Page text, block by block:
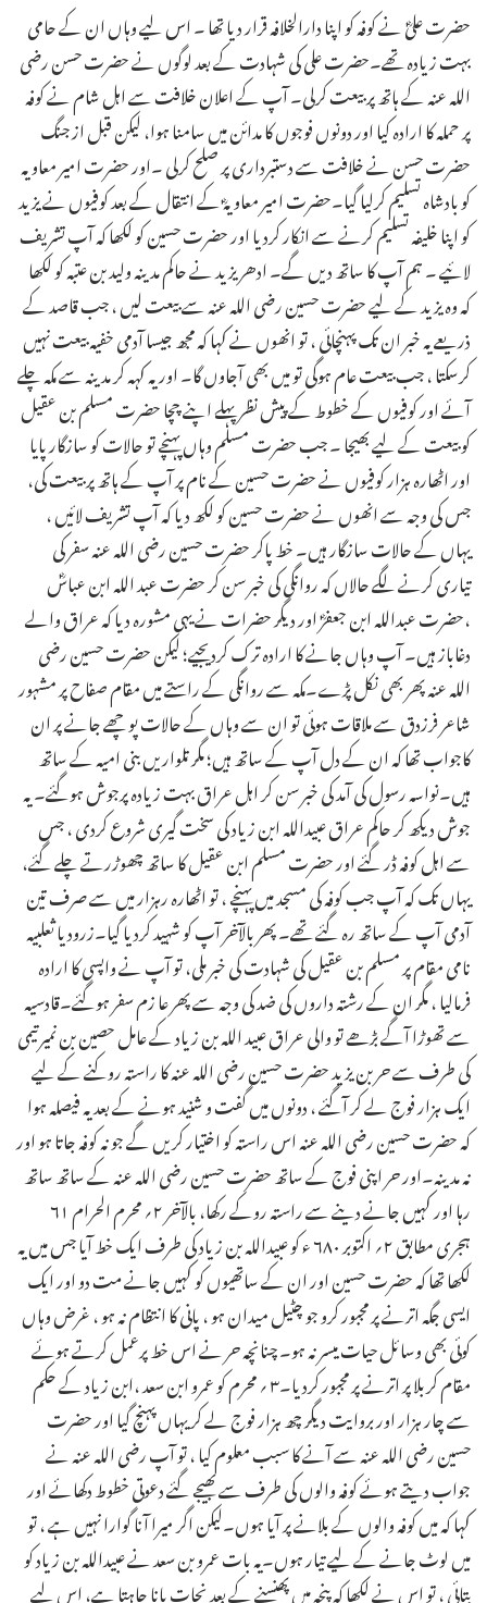
حضرت علیؓ نے کوفہ کو اپنا دارالخلافہ قرار دیا تھا ۔ اس لیے وہاں ان کے حامی
بہت زیادہ تھے۔حضرت علی کی شہادت کے بعد لوگوں نے حضرت حسن رضی
اللہ عنہ کے ہاتھ پر بیعت کرلی۔ آپ کے اعلان خلافت سے اہل شام نے کوفہ
پر حملہ کا ارادہ کیا اور دونوں فوجوں کا مدائن میں سامنا ہوا، لیکن قبل از جنگ
حضرت حسن نے خلافت سے دستبرداری پر صلح کرلی ۔اور حضرت امیر معاویہ
کو بادشاہ تسلیم کرلیا گیا۔حضرت امیر معاویہؓ کے انتقال کے بعد کوفیوں نے یزید
کو اپنا خلیفہ تسلیم کرنے سے انکار کردیا اور حضرت حسین کو لکھا کہ آپ تشریف
لائیے ۔ ہم آپ کا ساتھ دیں گے۔ ادھر یزید نے حاکم مدینہ ولید بن عتبہ کو لکھا
کہ وہ یزید کے لیے حضرت حسین رضی اللہ عنہ سے بیعت لیں ، جب قاصد کے
ذریعے یہ خبر ان تک پہنچائی ، تو انھوں نے کہا کہ مجھ جیسا آدمی خفیہ بیعت نہیں
کرسکتا ، جب بیعت عام ہوگی تو میں بھی آجاوں گا۔ اور یہ کہہ کر مدینہ سے مکہ چلے
آئے اور کوفیوں کے خطوط کے پیش نظر پہلے اپنے چچا حضرت مسلم بن عقیل
کو بیعت کے لیے بھیجا ۔ جب حضرت مسلم وہاں پہنچے تو حالات کو سازگار پایا
اور اٹھارہ ہزار کوفیوں نے حضرت حسین کے نام پر آپ کے ہاتھ پر بیعت کی،
جس کی وجہ سے انھوں نے حضرت حسین کو لکھ دیا کہ آپ تشریف لائیں ،
یہاں کے حالات سازگار ہیں۔ خط پاکر حضرت حسین رضی اللہ عنہ سفر کی
تیاری کرنے لگے حالاں کہ روانگی کی خبر سن کر حضرت عبد اللہ ابن عباسؓ
،حضرت عبداللہ ابن جعفرؓ اور دیگر حضرات نے یہی مشورہ دیا کہ عراق والے
دغاباز ہیں۔ آپ وہاں جانے کا ارادہ ترک کردیجیے؛ لیکن حضرت حسین رضی
اللہ عنہ پھر بھی نکل پڑے۔مکہ سے روانگی کے راستے میں مقام صفاح پر مشہور
شاعر فرزدق سے ملاقات ہوئی تو ان سے وہاں کے حالات پوچھے جانے پر ان
کاجواب تھا کہ ان کے دل آپ کے ساتھ ہیں؛ مگر تلواریں بنی امیہ کے ساتھ
ہیں۔نواسہ رسول کی آمد کی خبر سن کر اہل عراق بہت زیادہ پرجوش ہوگئے۔ یہ
جوش دیکھ کر حاکم عراق عبیداللہ ابن زیاد کی سخت گیری شروع کردی ، جس
سے اہل کوفہ ڈر گئے اور حضرت مسلم ابن عقیل کا ساتھ چھوڑرتے چلے گئے،
یہاں تک کہ آپ جب کوفہ کی مسجد میں پہنچے ، تو اٹھارہ رہزار میں سے صرف تین
آدمی آپ کے ساتھ رہ گئے تھے۔ پھر بالآخر آپ کو شہید کردیا گیا۔زرود یا ثعلبیہ
نامی مقام پر مسلم بن عقیل کی شہادت کی خبر ملی، تو آپ نے واپسی کا ارادہ
فرمالیا ، مگر ان کے رشتہ داروں کی ضد کی وجہ سے پھر عا زم سفر ہوگئے۔قادسیہ
سے تھوڑا آگے بڑھے تو والی عراق عبید اللہ بن زیاد کے عامل حصین بن نمیرتیمی
کی طرف سے حر بن یزید حضرت حسین رضی اللہ عنہ کا راستہ روکنے کے لیے
ایک ہزار فوج لے کر آگئے ، دونوں میں گفت و شنید ہونے کے بعد یہ فیصلہ ہوا
کہ حضرت حسین رضی اللہ عنہ اس راستہ کو اختیار کریں گے جو نہ کوفہ جاتا ہو اور
نہ مدینہ۔اور حر اپنی فوج کے ساتھ حضرت حسین رضی اللہ عنہ کے ساتھ ساتھ
رہا اور کہیں جانے دینے سے راستہ روکے رکھا، بالآخر ۲؍ محرم الحرام ۶۱
ہجری مطابق ۲؍ اکتوبر ۶۸۰ ء کو عبیداللہ بن زیاد کی طرف ایک خط آیا جس میں یہ
لکھا تھا کہ حضرت حسین اور ان کے ساتھیوں کو کہیں جانے مت دو اور ایک
ایسی جگہ اترنے پر مجبور کرو جو چٹیل میدان ہو ، پانی کا انتظام نہ ہو ، غرض وہاں
کوئی بھی وسائل حیات میسر نہ ہو۔ چنانچہ حر نے اس خط پرعمل کرتے ہوئے
مقام کربلا پر اترنے پر مجبور کردیا۔۳ ؍ محرم کو عمرو ابن سعد ،ابن زیاد کے حکم
سے چار ہزار اور بروایت دیگر چھ ہزار فوج لے کر یہاں پہنچ گیا اور حضرت
حسین رضی اللہ عنہ سے آنے کا سبب معلوم کیا ، تو آپ رضی اللہ عنہ نے
جواب دیتے ہوئے کوفہ والوں کی طرف سے بھیجے گئے دعوتی خطوط دکھائے اور
کہا کہ میں کوفہ والوں کے بلانے پر آیا ہوں۔لیکن اگر میرا آنا گوارا نہیں ہے ، تو
میں لوٹ جانے کے لیے تیار ہوں۔یہ بات عمرو بن سعد نے عبیداللہ بن زیاد کو
بتائی ، تو اس نے لکھا کہ پنجہ میں پھنسنے کے بعد نجات پانا چاہتا ہے، اس لیے